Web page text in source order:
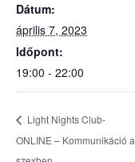
Dátum:
április 7, 2023
Időpont:
19:00 - 22:00
Light Nights Club-
ONLINE – Kommunikáció a